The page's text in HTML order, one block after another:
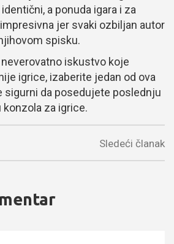
a ponuda igara i za
jer svaki ozbiljan autor
spisku.
iskustvo koje
igrice, izaberite jedan od ova
sigurni da posedujete poslednju
za igrice.
Sledeći članak